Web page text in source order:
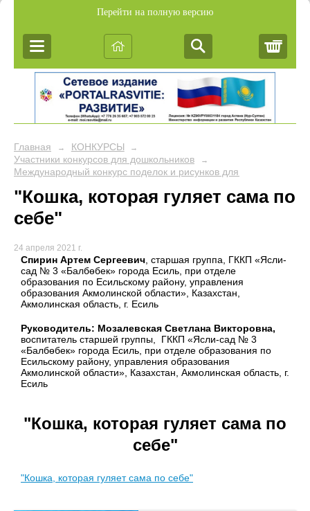
Перейти на полную версию
Главная → КОНКУРСЫ →
Участники конкурсов для дошкольников →
Международный конкурс поделок и рисунков для дошкольников
"Кошка, которая гуляет сама по
себе"
24 апреля 2021 г.
Спирин Артем Сергеевич, старшая группа, ГККП «Ясли-
сад № 3 «Балбөбек» города Есиль, при отделе
образования по Есильскому району, управления
образования Акмолинской области», Казахстан,
Акмолинская область, г. Есиль
Руководитель: Мозалевская Светлана Викторовна,
воспитатель старшей группы, ГККП «Ясли-сад № 3
«Балбөбек» города Есиль, при отделе образования по
Есильскому району, управления образования
Акмолинской области», Казахстан, Акмолинская область, г.
Есиль
"Кошка, которая гуляет сама по
себе"
"Кошка, которая гуляет сама по себе"